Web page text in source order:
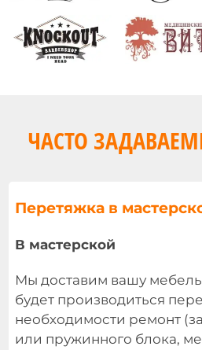
ЧАСТО
Перетяжка в
В мастерской
Мы доставим вашу мебель
будет производиться
необходимости ремонт
или пружинного блока,